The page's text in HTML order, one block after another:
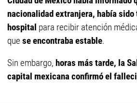
nacionalidad extranjera, había sido
hospital para recibir atención
que se encontraba estable.
Sin embargo, horas más tarde, la
capital mexicana confirmó el